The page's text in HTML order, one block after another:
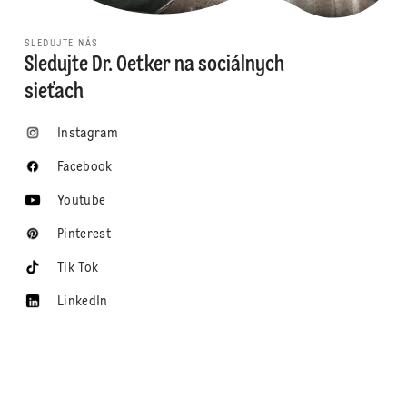
SLEDUJTE NÁS
Sledujte Dr. Oetker na sociálnych
sieťach
Instagram
Facebook
Youtube
Pinterest
Tik Tok
LinkedIn